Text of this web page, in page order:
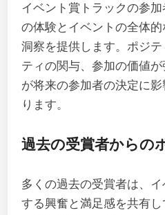
イベント賞トラックの参
の体験とイベントの全体
洞察を提供します。ポジ
ティの関与、参加の価値
が将来の参加者の決定に
ります。
過去の受賞者からの
多くの過去の受賞者は、
する興奮と満足感を共有